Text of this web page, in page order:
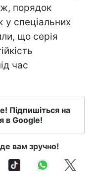
порядок
у спеціальних
що серія
час
Підпишіться на
в Google!
вам зручно!